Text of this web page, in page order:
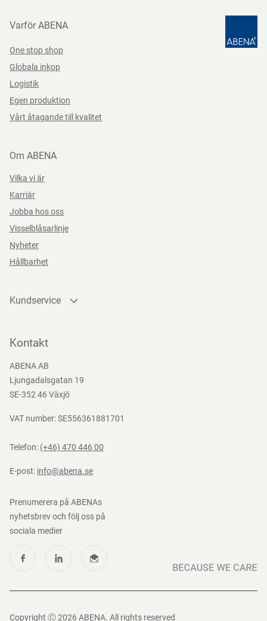
Varför ABENA
One stop shop
Globala inkop
Logistik
Egen produktion
Vårt åtagande till kvalitet
Om ABENA
Vilka vi är
Karriär
Jobba hos oss
Visselblåsarlinje
Nyheter
Hållbarhet
Kundservice
Bli kund
Nedladdningar
Kontakt
ABENA AB
Ljungadalsgatan 19
SE-352 46 Växjö
VAT number: SE556361881701
Telefon: (+46) 470 446 00
E-post: info@abena.se
Prenumerera på ABENAs
nyhetsbrev och följ oss på
sociala medier
Copyright Ⓒ 2026 ABENA. All rights reserved